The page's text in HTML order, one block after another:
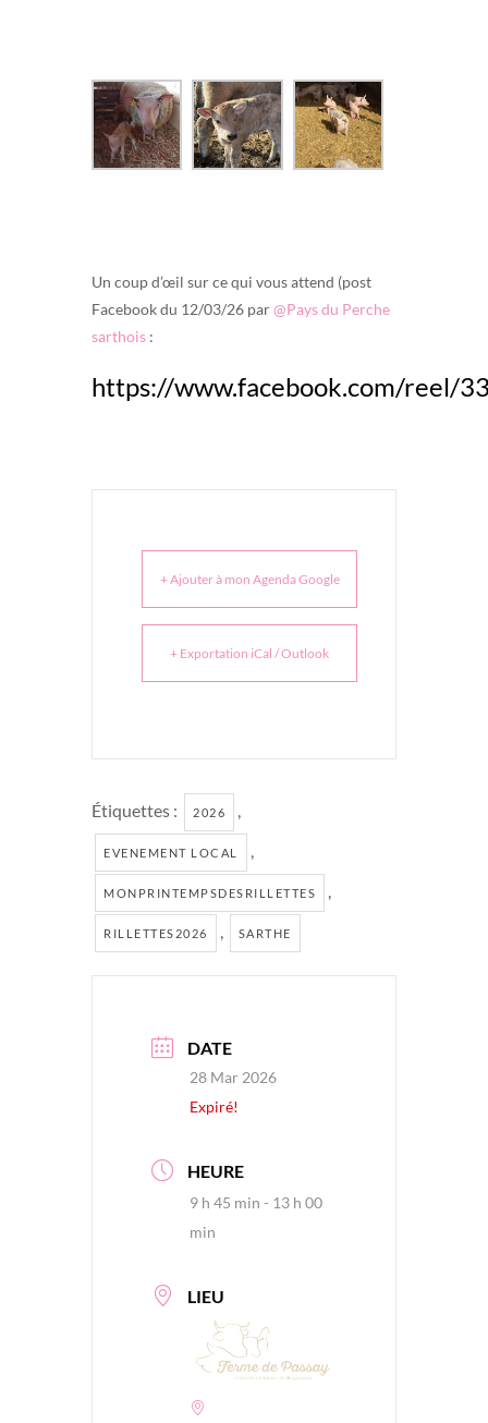
Un coup d’œil sur ce qui vous attend (post
Facebook du 12/03/26 par@Pays du Perche
sarthois :
https://www.facebook.com/reel/
+ Ajouter à mon Agenda Google
+ Exportation iCal / Outlook
Étiquettes : 2026 ,
EVENEMENT LOCAL ,
MONPRINTEMPSDESRILLETTES ,
RILLETTES2026 , SARTHE
DATE
28 Mar 2026
Expiré!
HEURE
9 h 45 min - 13 h 00
min
LIEU